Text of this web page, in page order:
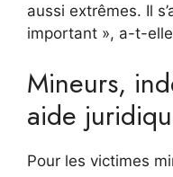
aussi extrêmes. Il
important », a-t-
Mineurs,
aide
Pour les victimes